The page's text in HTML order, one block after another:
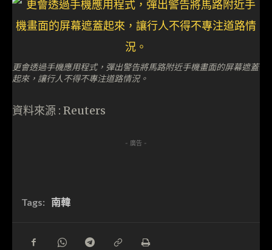
更會透過手機應用程式，彈出警告將馬路附近手機畫面的屏幕遮蓋
起來，讓行人不得不專注道路情況。
資料來源 : Reuters
- 廣告 -
Tags: 南韓